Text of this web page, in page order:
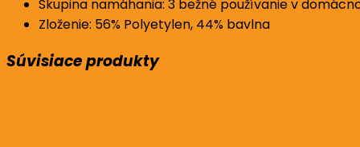
Skupina namáhania: 3 bežné používanie v
Zloženie: 56% Polyetylen, 44% bavlna
Súvisiace produkty